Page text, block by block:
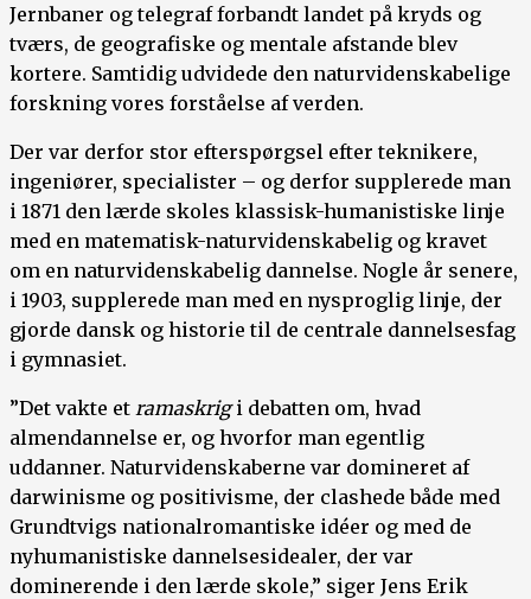
Jernbaner og telegraf forbandt landet på kryds og
tværs, de geografiske og mentale afstande blev
kortere. Samtidig udvidede den naturvidenskabelige
forskning vores forståelse af verden.
Der var derfor stor efterspørgsel efter teknikere,
ingeniører, specialister – og derfor supplerede man
i 1871 den lærde skoles klassisk-humanistiske linje
med en matematisk-naturvidenskabelig og kravet
om en naturvidenskabelig dannelse. Nogle år senere,
i 1903, supplerede man med en nysproglig linje, der
gjorde dansk og historie til de centrale dannelsesfag
i gymnasiet.
”Det vakte et ramaskrigi debatten om, hvad
almendannelse er, og hvorfor man egentlig
uddanner. Naturvidenskaberne var domineret af
darwinisme og positivisme, der clashede både med
Grundtvigs nationalromantiske idéer og med de
nyhumanistiske dannelsesidealer, der var
dominerende i den lærde skole,” siger Jens Erik